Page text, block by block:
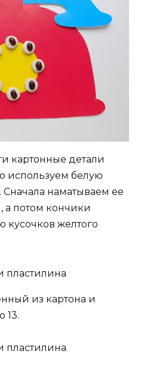
картонные детали
используем белую
наматываем ее
а потом кончики
желтого
из картона и
13.